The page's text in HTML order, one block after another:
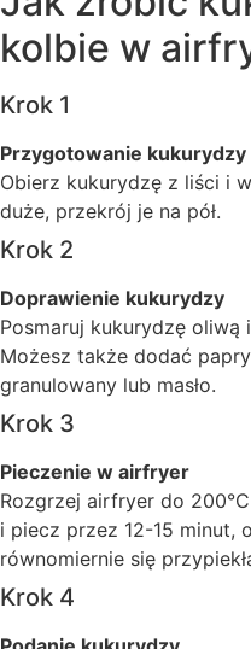
kolbie w
Krok 1
Przygotowanie kukurydzy
Obierz kukurydzę z liści i
duże, przekrój je na pół.
Krok 2
Doprawienie kukurydzy
Posmaruj kukurydzę
Możesz także dodać
granulowany lub masło.
Krok 3
Pieczenie w airfryer
Rozgrzej airfryer do
i piecz przez 12-15 minut,
równomiernie się
Krok 4